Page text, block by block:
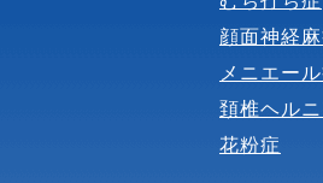
顔面神経
メニエー
頚椎ヘル
花粉症